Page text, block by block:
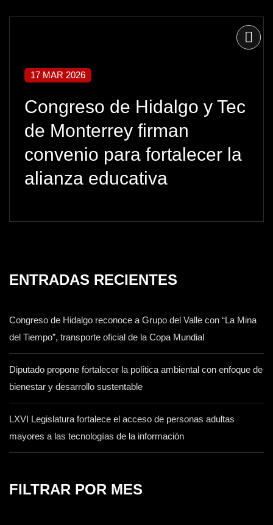
17 MAR 2026
Congreso de Hidalgo y Tec
de Monterrey firman
convenio para fortalecer la
alianza educativa
ENTRADAS RECIENTES
Congreso de Hidalgo reconoce a Grupo del Valle con “La Mina
del Tiempo”, transporte oficial de la Copa Mundial
Diputado propone fortalecer la política ambiental con enfoque de
bienestar y desarrollo sustentable
LXVI Legislatura fortalece el acceso de personas adultas
mayores a las tecnologías de la información
FILTRAR POR MES